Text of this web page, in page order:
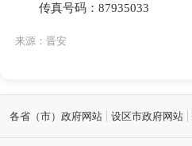
传真号码：87935033
来源：晋安
各省（市）政府网站 设区市政府网站